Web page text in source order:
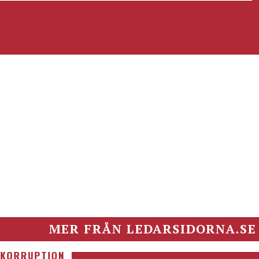
MER FRÅN LEDARSIDORNA.SE
KORRUPTION